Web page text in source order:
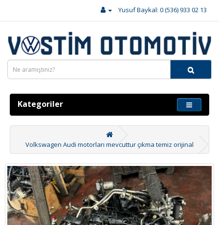
Yusuf Baykal: 0 (536) 933 02 13
Kategoriler
Volkswagen Audi motorları mevcuttur çıkma temiz orijinal